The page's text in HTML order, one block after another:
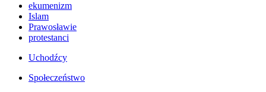
ekumenizm
Islam
Prawosławie
protestanci
Uchodźcy
Społeczeństwo